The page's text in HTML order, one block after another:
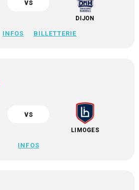
vs
DIJON
INFOS BILLETTERIE
vs
LIMOGES
INFOS